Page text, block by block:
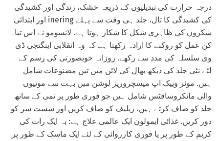
درجہ حرارت کی تبدیلیوں کے ذریعہ خشک، زندگی اور کشیدگی
کی کشیدگی کا تال، جلد ہی وقت سے پہلے inering اور ابتدائی
شکروں کی ظاہری شکل کا شکار ہوتا ہے. لانسومو نے اس تباہ
کن عمل کو روکنے کا ارادہ رکھتا ہے کہ وہ انقلابی اینگنجی ڈی
وی سلسلہ کی مدد سے رکھے. روزانہ خوبصورتی کی رسم کے
لئے نئی جلد کی دیکھ بھال کی لائن میں تین مصنوعات شامل
ہیں. موئر وییک اپ میسچروریز لوشن میں بہت سے موتیوں
والی مائکروسافٹس شامل ہیں جو فوری طور پر نمی کے ساتھ
جلد کو صاف کرتے ہیں، ریلیف کو صاف کریں اور سست سر کو
دور کریں. غذائی ایمولون ایک عالمی علاج ہے: یہ ایک رات کی
کریم کے طور پر یا فوری کارروائی کے لئے ایک ماسک کے طور پر